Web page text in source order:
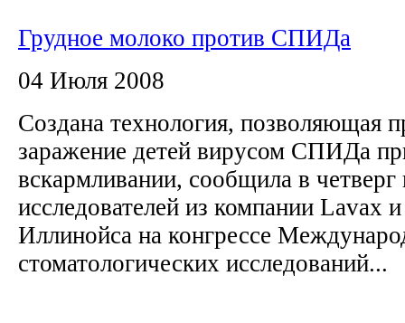
Грудное молоко против СПИДа
04 Июля 2008
Создана технология, позволяющая
заражение детей вирусом СПИДа
вскармливании, сообщила в четверг
исследователей из компании Lavax
Иллинойса на конгрессе
стоматологических исследований...